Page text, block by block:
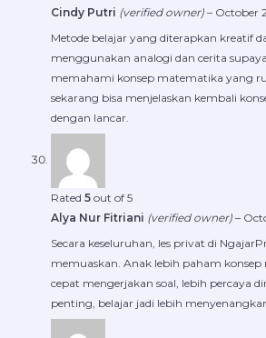
Cindy Putri (verified owner) – October
Metode belajar yang diterapkan kreatif
menggunakan analogi dan cerita
memahami konsep matematika yang
sekarang bisa menjelaskan kembali
dengan lancar.
Rated 5 out of 5
Alya Nur Fitriani (verified owner) –
Secara keseluruhan, les privat di
memuaskan. Anak lebih paham
cepat mengerjakan soal, lebih percaya
penting, belajar jadi lebih